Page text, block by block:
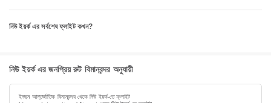
নিউ ইয়র্ক এর সর্বশেষ ফ্লাইট কখন?
নিউ ইয়র্ক এর জনপ্রিয় রুট বিমানবন্দর অনুযায়ী
ইনছন আন্তর্জাতিক বিমানবন্দর থেকে নিউ ইয়র্ক-তে ফ্লাইট